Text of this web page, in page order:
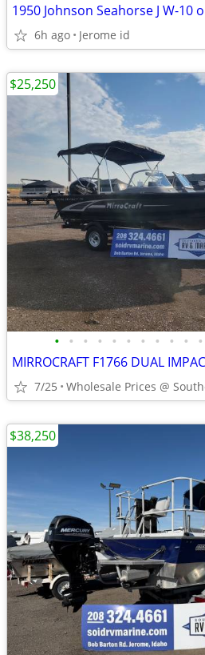
1950 Johnson Seahorse J W-10
6h ago Jerome id
• • • • • • • • • • •
MIRROCRAFT F1766 DUAL
7/25
$25,250
$38,250